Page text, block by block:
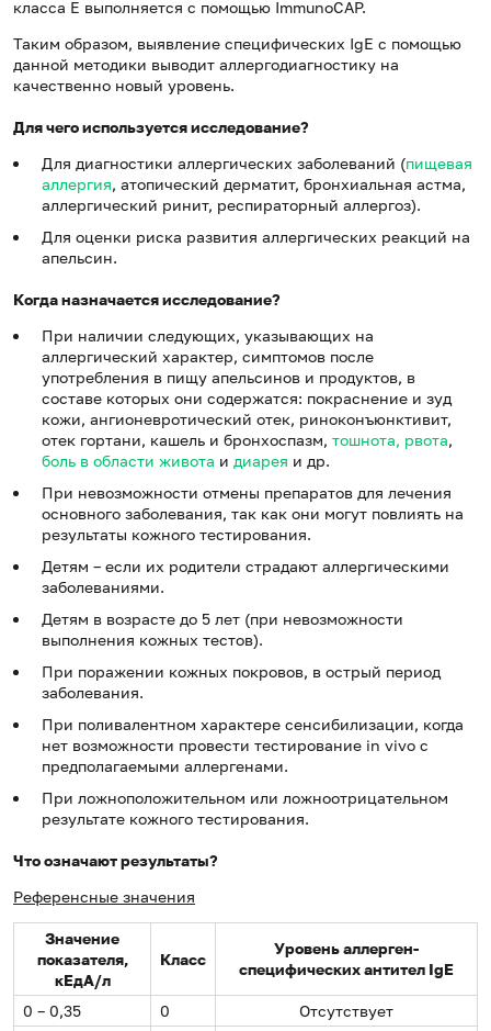
класса Е выполняется с помощью ImmunoCAP.
Таким образом, выявление специфических IgE с помощью
данной методики выводит аллергодиагностику на
качественно новый уровень.
Для чего используется исследование?
Для диагностики аллергических заболеваний (пищевая
аллергия, атопический дерматит, бронхиальная астма,
аллергический ринит, респираторный аллергоз).
Для оценки риска развития аллергических реакций на
апельсин.
Когда назначается исследование?
При наличии следующих, указывающих на
аллергический характер, симптомов после
употребления в пищу апельсинов и продуктов, в
составе которых они содержатся: покраснение и зуд
кожи, ангионевротический отек, риноконъюнктивит,
отек гортани, кашель и бронхоспазм, тошнота, рвота,
боль в области живота и диарея и др.
При невозможности отмены препаратов для лечения
основного заболевания, так как они могут повлиять на
результаты кожного тестирования.
Детям – если их родители страдают аллергическими
заболеваниями.
Детям в возрасте до 5 лет (при невозможности
выполнения кожных тестов).
При поражении кожных покровов, в острый период
заболевания.
При поливалентном характере сенсибилизации, когда
нет возможности провести тестирование in vivo с
предполагаемыми аллергенами.
При ложноположительном или ложноотрицательном
результате кожного тестирования.
Что означают результаты?
Референсные значения
Значение
показателя,
кЕдА/л
Класс
Уровень аллерген-
специфических антител IgE
0 – 0,35 0
Отсутствует